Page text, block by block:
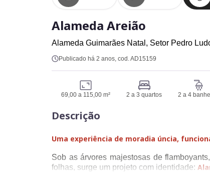
Alameda Areião
Alameda Guimarães Natal, Setor Pedro
Publicado há 2 anos, cod. AD15159
69,00 a 115,00 m² 2 a 3 quartos 2 a 4
Descrição
Uma experiência de moradia úncia,
Sob as árvores majestosas de
folhas, surge um projeto com identidade: